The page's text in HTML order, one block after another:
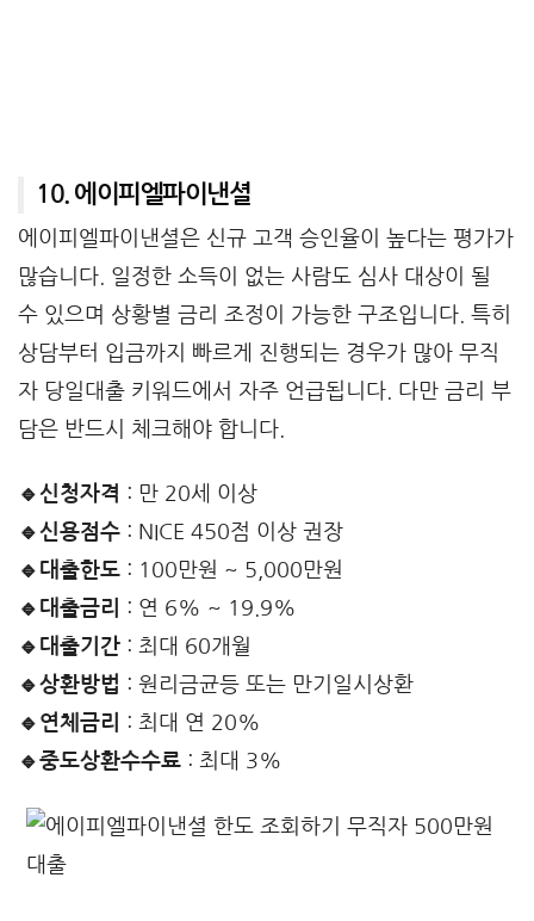
10. 에이피엘파이낸셜
에이피엘파이낸셜은 신규 고객 승인율이 높다는 평가가
많습니다. 일정한 소득이 없는 사람도 심사 대상이 될
수 있으며 상황별 금리 조정이 가능한 구조입니다. 특히
상담부터 입금까지 빠르게 진행되는 경우가 많아 무직
자 당일대출 키워드에서 자주 언급됩니다. 다만 금리 부
담은 반드시 체크해야 합니다.
🔹신청자격 : 만 20세 이상
🔹신용점수 : NICE 450점 이상 권장
🔹대출한도 : 100만원 ~ 5,000만원
🔹대출금리
: 연 6% ~ 19.9%
🔹대출기간 : 최대 60개월
🔹상환방법 : 원리금균등 또는 만기일시상환
🔹연체금리
: 최대 연 20%
🔹중도상환수수료 : 최대 3%